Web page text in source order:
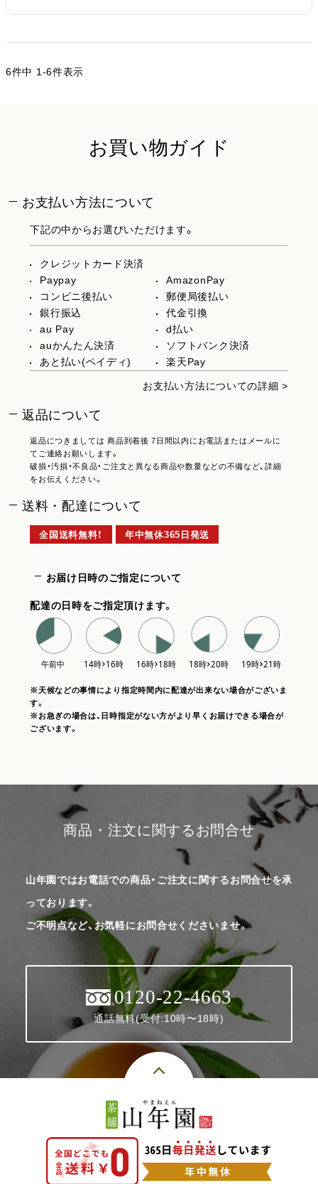
6件中 1-6件表示
お買い物ガイド
お支払い方法について
下記の中からお選びいただけます。
クレジットカード決済
Paypay
AmazonPay
コンビニ後払い
郵便局後払い
銀行振込
代金引換
au Pay
d払い
auかんたん決済
ソフトバンク決済
あと払い(ペイディ)
楽天Pay
お支払い方法についての詳細 >
返品について
返品につきましては 商品到着後 7日間以内にお電話またはメールに
てご連絡お願いします。
破損・汚損・不良品・ご注文と異なる商品や数量などの不備など、詳細
をお伝えください。
送料・配達について
全国送料無料！ 年中無休365日発送
お届け日時のご指定について
配達の日時をご指定頂けます。
※天候などの事情により指定時間内に配達が出来ない場合がございま
す。
※お急ぎの場合は、日時指定がない方がより早くお届けできる場合が
ございます。
商品・注文に関するお問合せ
山年園ではお電話での商品・ご注文に関するお問合せを承
っております。
ご不明点など、お気軽にお問合せくださいませ。
0120-22-4663
通話無料(受付:10時〜18時)